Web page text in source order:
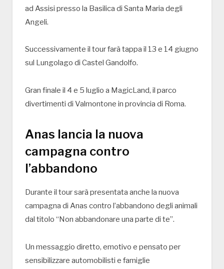
ad Assisi presso la Basilica di Santa Maria degli
Angeli.
Successivamente il tour farà tappa il 13 e 14 giugno
sul Lungolago di Castel Gandolfo.
Gran finale il 4 e 5 luglio a MagicLand, il parco
divertimenti di Valmontone in provincia di Roma.
Anas lancia la nuova
campagna contro
l’abbandono
Durante il tour sarà presentata anche la nuova
campagna di Anas contro l’abbandono degli animali
dal titolo “Non abbandonare una parte di te”.
Un messaggio diretto, emotivo e pensato per
sensibilizzare automobilisti e famiglie